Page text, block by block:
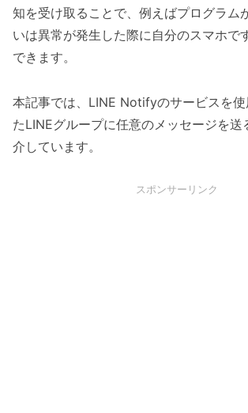
知を受け取ることで、例えばプログラム
いは異常が発生した際に自分のスマホで
できます。
本記事では、LINE Notifyのサービスを使
たLINEグループに任意のメッセージを送
介しています。
スポンサーリンク